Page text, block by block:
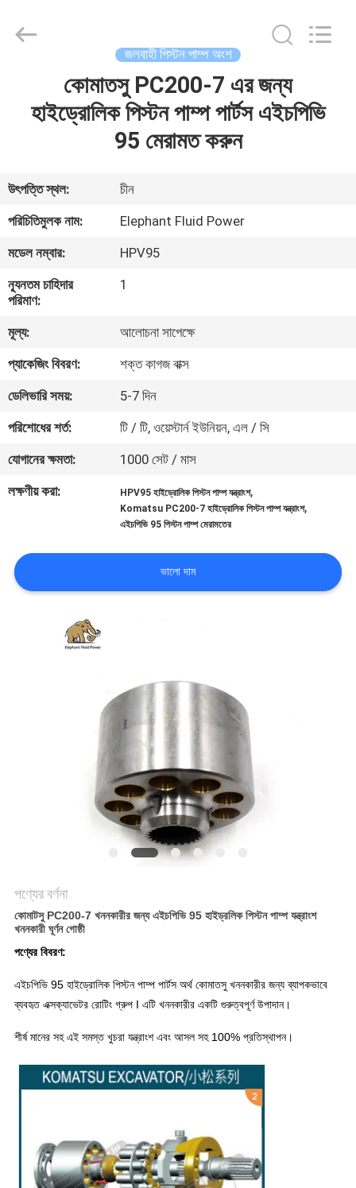
আমাদের
সম্পর্কে
কারখানা
ভ্রমণ
মান
নিয়ন্ত্রণ
যোগাযোগ
করুন
খবর
কেস
Power
Co.,Ltd.
জলবাহী পিস্টন পাম্প অংশ
কোমাতসু PC200-7 এর জন্য
হাইড্রোলিক পিস্টন পাম্প পার্টস এইচপিভি
95 মেরামত করুন
উৎপত্তি স্থল:
চীন
পরিচিতিমুলক নাম:
Elephant Fluid Power
মডেল নম্বার:
HPV95
ন্যূনতম চাহিদার
পরিমাণ:
1
মূল্য:
আলোচনা সাপেক্ষে
প্যাকেজিং বিবরণ:
শক্ত কাগজ বাক্স
ডেলিভারি সময়:
5-7 দিন
পরিশোধের শর্ত:
টি / টি, ওয়েস্টার্ন ইউনিয়ন, এল / সি
যোগানের ক্ষমতা:
1000 সেট / মাস
লক্ষণীয় করা:
HPV95 হাইড্রোলিক পিস্টন পাম্প যন্ত্রাংশ,
Komatsu PC200-7 হাইড্রোলিক পিস্টন পাম্প যন্ত্রাংশ,
এইচপিভি 95 পিস্টন পাম্প মেরামতের
ভালো দাম
পণ্যের বর্ণনা
কোমাটসু PC200-7 খননকারীর জন্য এইচপিভি 95 হাইড্রলিক পিস্টন পাম্প যন্ত্রাংশ
খননকারী ঘূর্ণন গোষ্ঠী
পণ্যের বিবরণ:
এইচপিভি 95 হাইড্রোলিক পিস্টন পাম্প পার্টস অর্থ কোমাতসু খননকারীর জন্য ব্যাপকভাবে
ব্যবহৃত এক্সক্যাভেটর রোটিং গ্রুপ I এটি খননকারীর একটি গুরুত্বপূর্ণ উপাদান।
শীর্ষ মানের সহ এই সমস্ত খুচরা যন্ত্রাংশ এবং আসল সহ 100% প্রতিস্থাপন।